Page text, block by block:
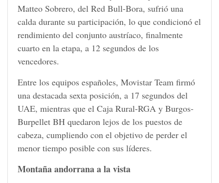
Matteo Sobrero, del Red Bull-Bora, sufrió una
calda durante su participación, lo que condicionó el
rendimiento del conjunto austríaco, finalmente
cuarto en la etapa, a 12 segundos de los
vencedores.
Entre los equipos españoles, Movistar Team firmó
una destacada sexta posición, a 17 segundos del
UAE, mientras que el Caja Rural-RGA y Burgos-
Burpellet BH quedaron lejos de los puestos de
cabeza, cumpliendo con el objetivo de perder el
menor tiempo posible con sus líderes.
Montaña andorrana a la vista